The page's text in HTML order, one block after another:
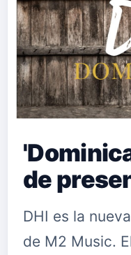
de
DHI es la
de M2 Music.